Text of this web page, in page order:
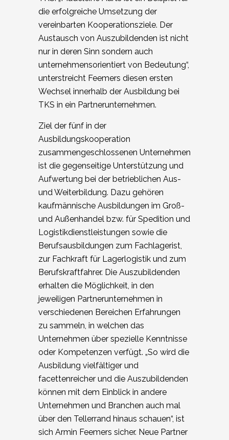
die erfolgreiche Umsetzung der
vereinbarten Kooperationsziele. Der
Austausch von Auszubildenden ist nicht
nur in deren Sinn sondern auch
unternehmensorientiert von Bedeutung“,
unterstreicht Feemers diesen ersten
Wechsel innerhalb der Ausbildung bei
TKS in ein Partnerunternehmen.
Ziel der fünf in der
Ausbildungskooperation
zusammengeschlossenen Unternehmen
ist die gegenseitige Unterstützung und
Aufwertung bei der betrieblichen Aus-
und Weiterbildung. Dazu gehören
kaufmännische Ausbildungen im Groß-
und Außenhandel bzw. für Spedition und
Logistikdienstleistungen sowie die
Berufsausbildungen zum Fachlagerist,
zur Fachkraft für Lagerlogistik und zum
Berufskraftfahrer. Die Auszubildenden
erhalten die Möglichkeit, in den
jeweiligen Partnerunternehmen in
verschiedenen Bereichen Erfahrungen
zu sammeln, in welchen das
Unternehmen über spezielle Kenntnisse
oder Kompetenzen verfügt. „So wird die
Ausbildung vielfältiger und
facettenreicher und die Auszubildenden
können mit dem Einblick in andere
Unternehmen und Branchen auch mal
über den Tellerrand hinaus schauen“, ist
sich Armin Feemers sicher. Neue Partner